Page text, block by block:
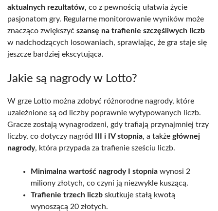
aktualnych rezultatów, co z pewnością ułatwia życie
pasjonatom gry. Regularne monitorowanie wyników może
znacząco zwiększyć szansę na trafienie szczęśliwych liczb
w nadchodzących losowaniach, sprawiając, że gra staje się
jeszcze bardziej ekscytująca.
Jakie są nagrody w Lotto?
W grze Lotto można zdobyć różnorodne nagrody, które
uzależnione są od liczby poprawnie wytypowanych liczb.
Gracze zostają wynagrodzeni, gdy trafiają przynajmniej trzy
liczby, co dotyczy nagród
III i IV stopnia, a także głównej
nagrody, która przypada za trafienie sześciu liczb.
Minimalna wartość nagrody I stopnia wynosi 2
miliony złotych, co czyni ją niezwykle kuszącą.
Trafienie trzech liczb skutkuje stałą kwotą
wynoszącą 20 złotych.